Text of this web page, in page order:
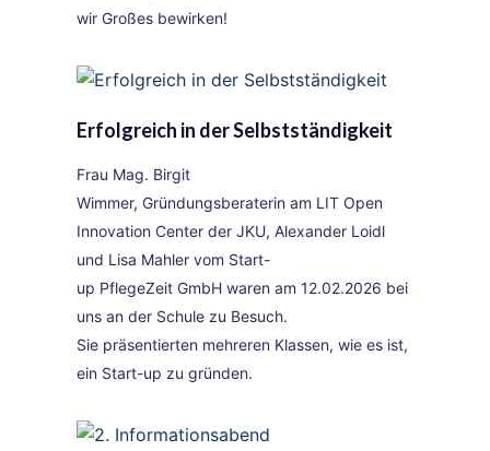
wir Großes bewirken!
Erfolgreich in der Selbstständigkeit
Frau Mag. Birgit
Wimmer, Gründungsberaterin am LIT Open
Innovation Center der JKU, Alexander Loidl
und Lisa Mahler vom Start-
up PflegeZeit GmbH waren am 12.02.2026 bei
uns an der Schule zu Besuch.
Sie präsentierten mehreren Klassen, wie es ist,
ein Start-up zu gründen.